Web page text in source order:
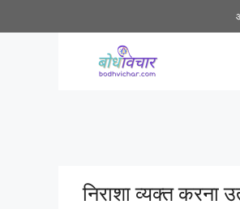
to
निराशा व्यक्त करना